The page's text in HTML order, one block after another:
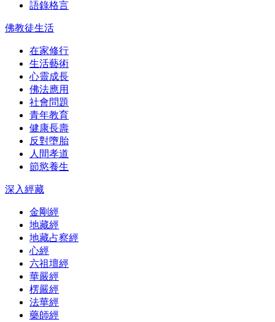
語錄格言
佛教徒生活
在家修行
生活藝術
心靈成長
佛法應用
社會問題
青年教育
健康長壽
反對墮胎
人間孝道
節慾養生
深入經藏
金剛經
地藏經
地藏占察經
心經
六祖壇經
華嚴經
楞嚴經
法華經
藥師經